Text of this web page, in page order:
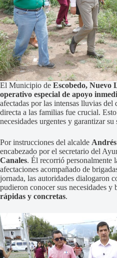
El Municipio de Escobedo, Nuevo
operativo especial de apoyo
afectadas por las intensas lluvias
directa a las familias fue crucial.
necesidades urgentes y garantizar su
Por instrucciones del alcalde
encabezado por el secretario del
Canales. Él recorrió personalmente
afectaciones acompañado de
jornada, las autoridades dialogaron
pudieron conocer sus necesidades y
rápidas y concretas.